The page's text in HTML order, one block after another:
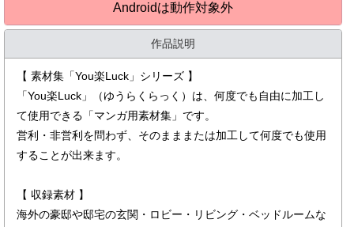
Androidは動作対象外
作品説明
【 素材集「You楽Luck」シリーズ 】
「You楽Luck」（ゆうらくらっく）は、何度でも自由に加工し
て使用できる「マンガ用素材集」です。
営利・非営利を問わず、そのまままたは加工して何度でも使用
することが出来ます。
【 収録素材 】
海外の豪邸や邸宅の玄関・ロビー・リビング・ベッドルームな